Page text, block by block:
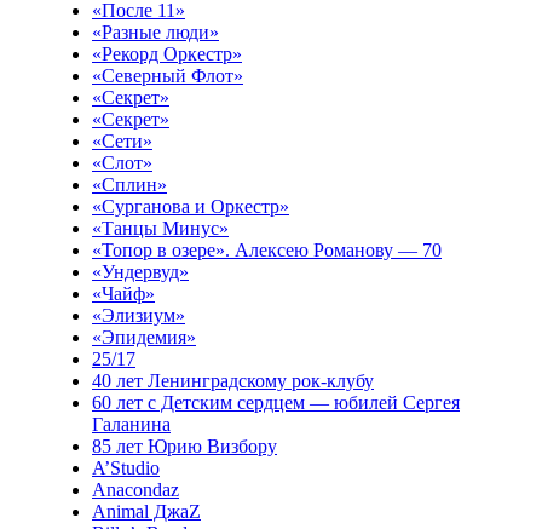
«После 11»
«Разные люди»
«Рекорд Оркестр»
«Северный Флот»
«Секрет»
«Секрет»
«Сети»
«Слот»
«Сплин»
«Сурганова и Оркестр»
«Танцы Минус»
«Топор в озере». Алексею Романову — 70
«Ундервуд»
«Чайф»
«Элизиум»
«Эпидемия»
25/17
40 лет Ленинградскому рок-клубу
60 лет с Детским сердцем — юбилей Сергея
Галанина
85 лет Юрию Визбору
A’Studio
Anacondaz
Animal ДжаZ